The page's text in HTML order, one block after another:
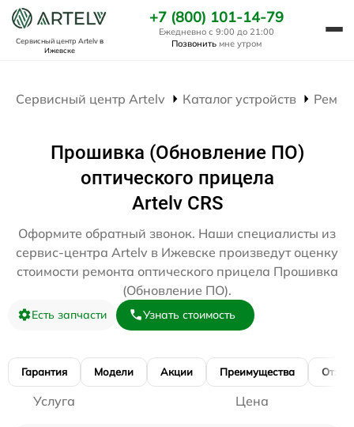
Сервисный центр Artelvв
Ижевске
+7 (800) 101-14-79
Ежедневно с 9:00 до 21:00
Позвонить мне утром
Сервисный центр Artelv Каталог устройств
Прошивка (Обновление ПО)
оптического прицела
Artelv CRS
Оформите обратный звонок. Наши специалисты из
сервис-центра Artelv в Ижевске произведут оценку
стоимости ремонта оптического прицела Прошивка
(Обновление ПО).
Есть запчасти Узнать стоимость
Гарантия Модели Акции Преимущества
Услуга Цена